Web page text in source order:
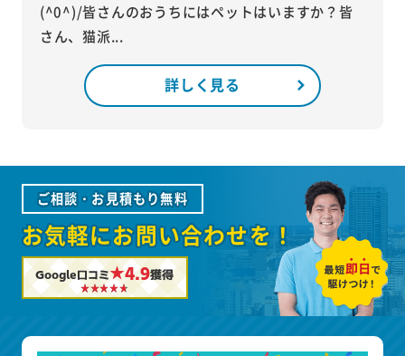
(^0^)/皆さんのおうちにはペットはいますか？皆
さん、猫派...
詳しく見る
ご相談・お見積もり無料
お気軽にお問い合わせを！
Google口コミ★4.9獲得